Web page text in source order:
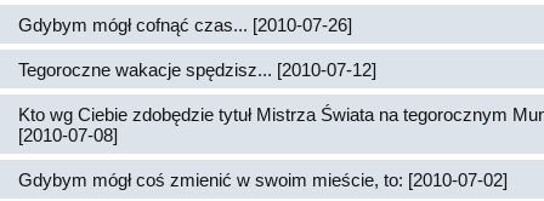
Gdybym mógł cofnąć czas... [2010-07-26]
Tegoroczne wakacje spędzisz... [2010-07-12]
Kto wg Ciebie zdobędzie tytuł Mistrza Świata na tegorocznym
[2010-07-08]
Gdybym mógł coś zmienić w swoim mieście, to: [2010-07-02]